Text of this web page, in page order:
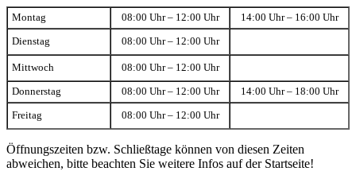
Montag 08:00 Uhr – 12:00 Uhr 14:00 Uhr – 16:00 Uhr
Dienstag 08:00 Uhr – 12:00 Uhr
Mittwoch 08:00 Uhr – 12:00 Uhr
Donnerstag 08:00 Uhr – 12:00 Uhr 14:00 Uhr – 18:00 Uhr
Freitag 08:00 Uhr – 12:00 Uhr
Öffnungszeiten bzw. Schließtage können von diesen Zeiten
abweichen, bitte beachten Sie weitere Infos auf der Startseite!